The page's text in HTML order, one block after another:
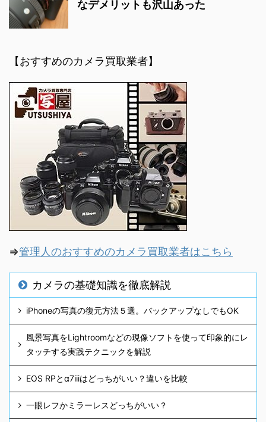
なデメリットも沢山あった
【おすすめのカメラ買取業者】
⇒管理人のおすすめのカメラ買取業者はこちら
カメラの基礎知識を徹底解説
iPhoneの写真の復元方法５選。バックアップなしでもOK
風景写真をLightroomなどの現像ソフトを使って印象的にレ
タッチする実践テクニックを解説
EOS RPとα7iiiはどっちがいい？違いを比較
一眼レフかミラーレスどっちがいい？